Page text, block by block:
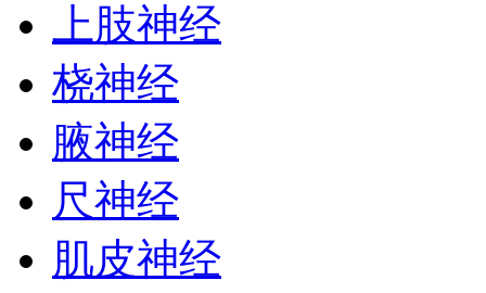
上肢神经
桡神经
腋神经
尺神经
肌皮神经